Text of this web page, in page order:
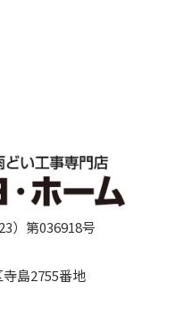
）第036918号
島2755番地